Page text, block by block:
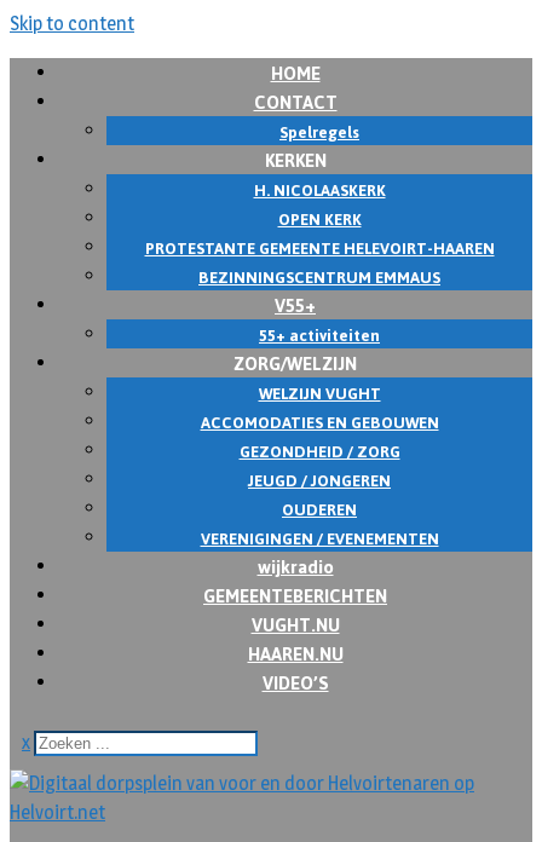
Skip to content
HOME
CONTACT
Spelregels
KERKEN
H. NICOLAASKERK
OPEN KERK
PROTESTANTE GEMEENTE HELEVOIRT-HAAREN
BEZINNINGSCENTRUM EMMAUS
V55+
55+ activiteiten
ZORG/WELZIJN
WELZIJN VUGHT
ACCOMODATIES EN GEBOUWEN
GEZONDHEID / ZORG
JEUGD / JONGEREN
OUDEREN
VERENIGINGEN / EVENEMENTEN
wijkradio
GEMEENTEBERICHTEN
VUGHT.NU
HAAREN.NU
VIDEO’S
x